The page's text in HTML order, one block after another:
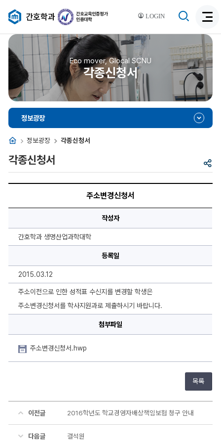
LOGIN
간호학과
색
활
성
화
색
비
활
성
화
Eco mover, Glocal SCNU
각종신청서
홈 정보광장 각종신청서
정보광장
공
각종신청서
경
서
주소변경신청서
작성자
간호학과 생명산업과학대학
등록일
2015.03.12
주소이전으로 인한 성적표 수신지를 변경할 학생은
주소변경신청서를 학사지원과로 제출하시기 바랍니다.
첨부파일
주소변경신청서.hwp
목록
이전글 2016학년도 학교경영자배상책임보험 청구 안내
다음글 결석원